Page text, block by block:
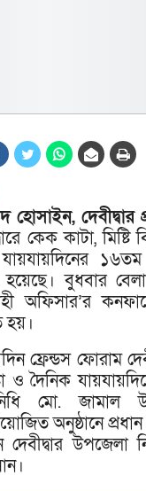
দেবীদ্বার
কেক কাটা,
১৬তম
বুধবার
অফিসার’র
হয়।
ফ্রেন্ডস ফোরাম
ও দৈনিক
মো. জামাল
অনুষ্ঠানে
উপজেলা